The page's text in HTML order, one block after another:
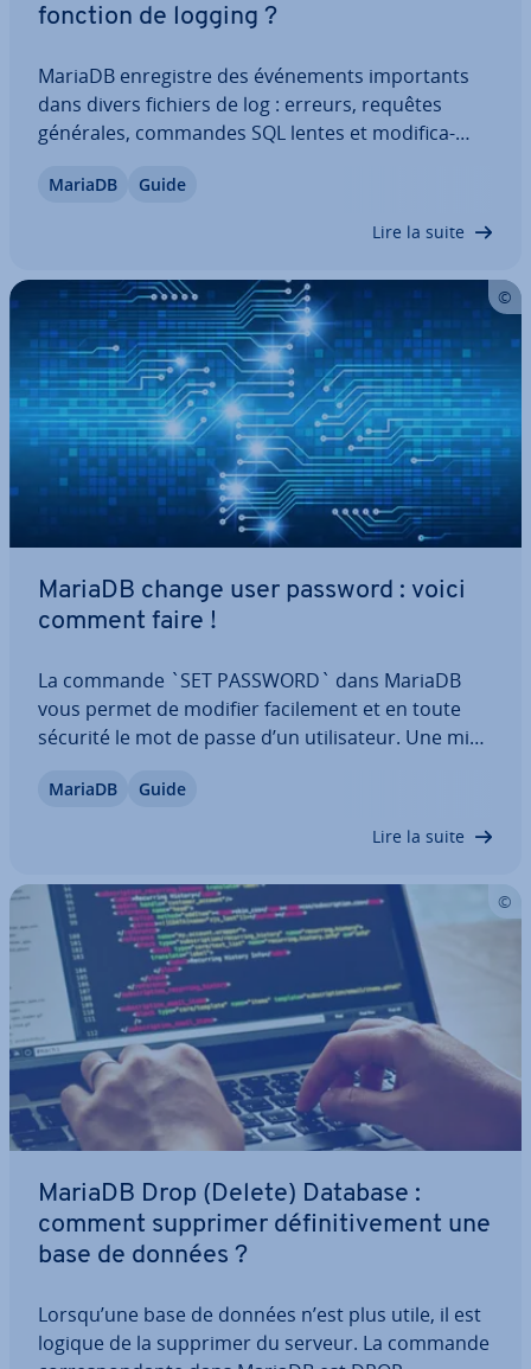
fonction de logging ?
MariaDB en­re­gistre des évé­ne­ments im­por­tants
dans divers fichiers de log : erreurs, requêtes
générales, commandes SQL lentes et mo­di­fi­ca­
dépannage, à l’op­ti­mi­sa­tion des per­for­mances et à
MariaDB Guide
Lire la suite
MariaDB change user password : voici
comment faire !
La commande `SET PASSWORD` dans MariaDB
vous permet de modifier fa­ci­le­ment et en toute
sécurité le mot de passe d’un uti­li­sa­teur. Une mise
base de données contre les accès non autorisés et
MariaDB Guide
Lire la suite
MariaDB Drop (Delete) Database :
comment supprimer dé­fi­ni­ti­ve­ment une
base de données ?
Lorsqu’une base de données n’est plus utile, il est
logique de la supprimer du serveur. La commande